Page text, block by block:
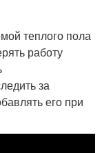
теплого пола
работу
за
его при